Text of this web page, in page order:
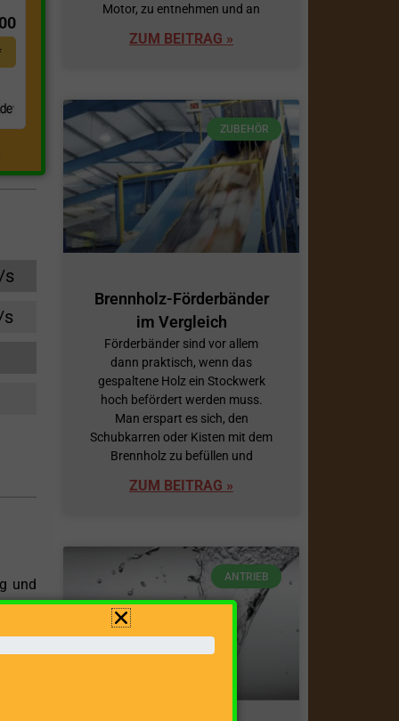
s
und
die
Motor, zu entnehmen und an
ZUM BEITRAG »
ZUBEHÖR
Brennholz-Förderbänder
im Vergleich
Förderbänder sind vor allem
dann praktisch, wenn das
gespaltene Holz ein Stockwerk
hoch befördert werden muss.
Man erspart es sich, den
Schubkarren oder Kisten mit dem
Brennholz zu befüllen und
ZUM BEITRAG »
ANTRIEB